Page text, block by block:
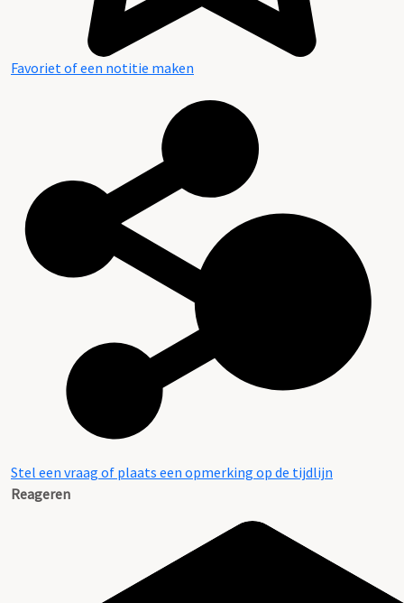
Favoriet of een notitie maken
Stel een vraag of plaats een opmerking op de tijdlijn
Reageren